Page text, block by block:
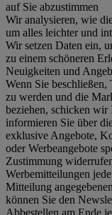
auf Sie abzustimmen
Wir analysieren, wie
um alles leichter und
Wir setzen Daten ein,
zu einem schöneren
Neuigkeiten und
Wenn Sie
zu werden und die
beziehen, schicken wir
informieren Sie über
exklusive Angebote,
oder Werbeangebote
Zustimmung
Werbemitteilungen
Mitteilung
können Sie den
Abbestellen am Ende